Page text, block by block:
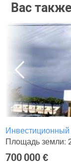
Вас
Инвестиционный
Площадь земли:
700 000 €